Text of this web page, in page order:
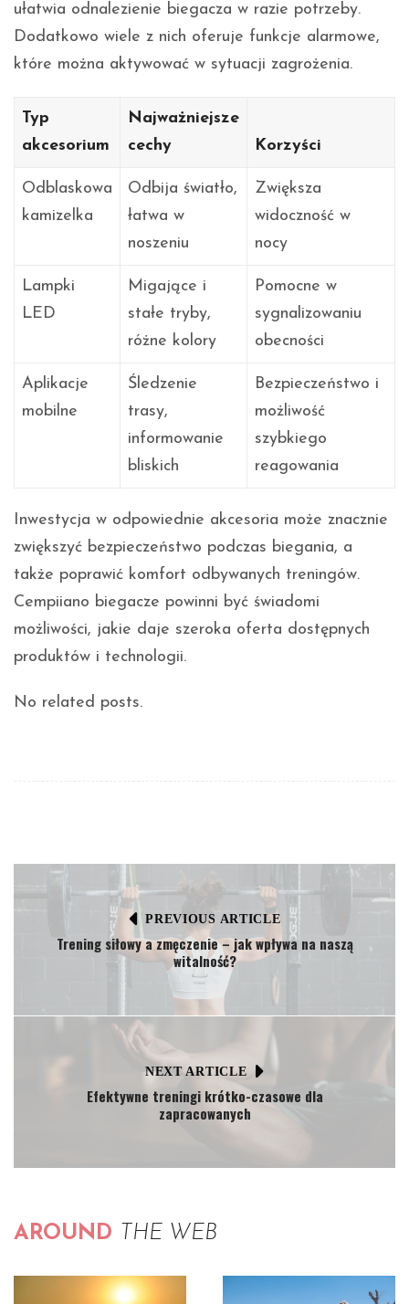
ułatwia odnalezienie biegacza w razie potrzeby.
Dodatkowo wiele z nich oferuje funkcje alarmowe,
które można aktywować w sytuacji zagrożenia.
Typ
akcesorium
Najważniejsze
cechy
Korzyści
Odblaskowa
kamizelka
Odbija światło,
łatwa w
noszeniu
Zwiększa
widoczność w
nocy
Lampki
LED
Migające i
stałe tryby,
różne kolory
Pomocne w
sygnalizowaniu
obecności
Aplikacje
mobilne
Śledzenie
trasy,
informowanie
bliskich
Bezpieczeństwo i
możliwość
szybkiego
reagowania
Inwestycja w odpowiednie akcesoria może znacznie
zwiększyć bezpieczeństwo podczas biegania, a
także poprawić komfort odbywanych treningów.
Cempiiano biegacze powinni być świadomi
możliwości, jakie daje szeroka oferta dostępnych
produktów i technologii.
No related posts.
PREVIOUS ARTICLE
Trening siłowy a zmęczenie – jak wpływa na naszą
witalność?
NEXT ARTICLE
Efektywne treningi krótko-czasowe dla
zapracowanych
AROUND THE WEB